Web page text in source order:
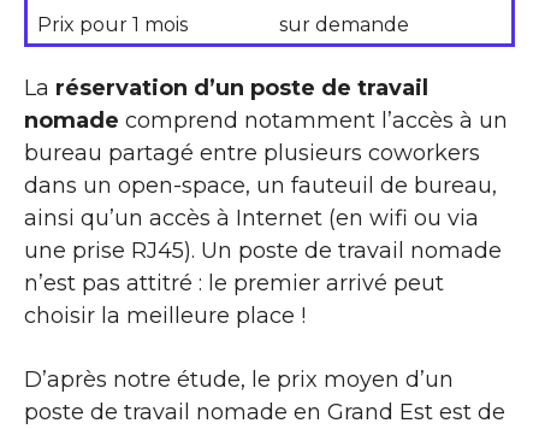
Prix pour 1 mois
sur demande
La réservation d’un poste de travail
nomade comprend notamment l’accès à un
bureau partagé entre plusieurs coworkers
dans un open-space, un fauteuil de bureau,
ainsi qu’un accès à Internet (en wifi ou via
une prise RJ45). Un poste de travail nomade
n’est pas attitré : le premier arrivé peut
choisir la meilleure place !
D’après notre étude, le prix moyen d’un
poste de travail nomade en Grand Est est de